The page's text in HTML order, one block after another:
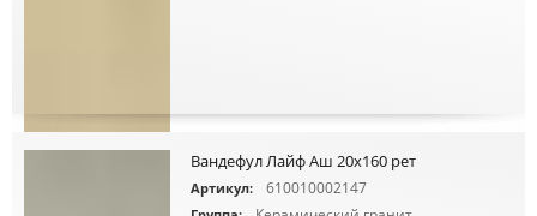
Вандефул Лайф Аш 20х160 рет
Артикул: 610010002147